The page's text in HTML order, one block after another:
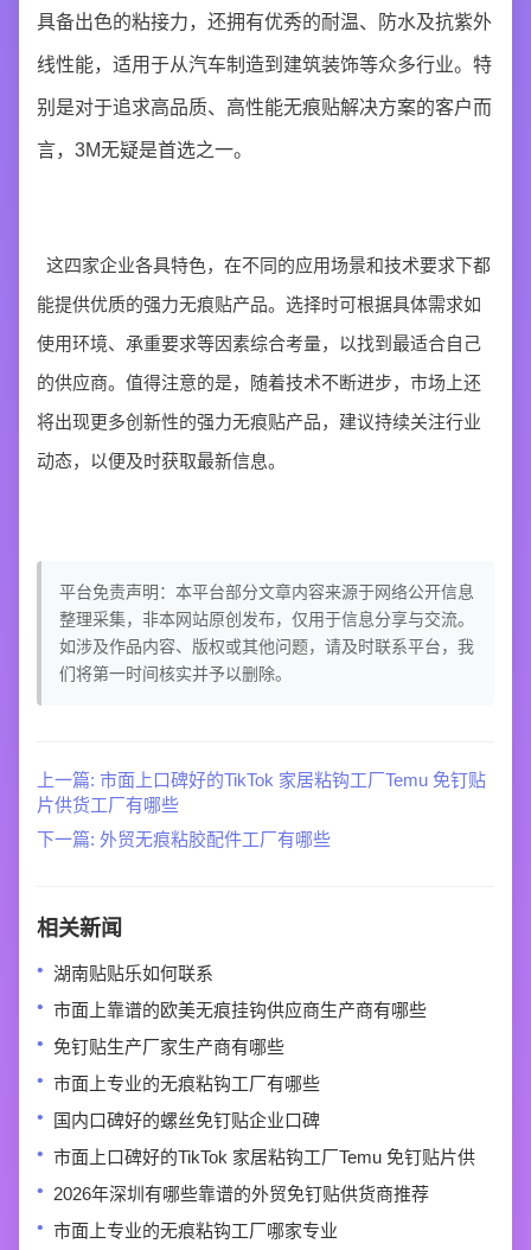
具备出色的粘接力，还拥有优秀的耐温、防水及抗紫外
线性能，适用于从汽车制造到建筑装饰等众多行业。特
别是对于追求高品质、高性能无痕贴解决方案的客户而
言，3M无疑是首选之一。
这四家企业各具特色，在不同的应用场景和技术要求下都
能提供优质的强力无痕贴产品。选择时可根据具体需求如
使用环境、承重要求等因素综合考量，以找到最适合自己
的供应商。值得注意的是，随着技术不断进步，市场上还
将出现更多创新性的强力无痕贴产品，建议持续关注行业
动态，以便及时获取最新信息。
平台免责声明：本平台部分文章内容来源于网络公开信息
整理采集，非本网站原创发布，仅用于信息分享与交流。
如涉及作品内容、版权或其他问题，请及时联系平台，我
们将第一时间核实并予以删除。
上一篇: 市面上口碑好的TikTok 家居粘钩工厂Temu 免钉贴
片供货工厂有哪些
下一篇: 外贸无痕粘胶配件工厂有哪些
相关新闻
湖南贴贴乐如何联系
市面上靠谱的欧美无痕挂钩供应商生产商有哪些
免钉贴生产厂家生产商有哪些
市面上专业的无痕粘钩工厂有哪些
国内口碑好的螺丝免钉贴企业口碑
市面上口碑好的TikTok 家居粘钩工厂Temu 免钉贴片供
2026年深圳有哪些靠谱的外贸免钉贴供货商推荐
市面上专业的无痕粘钩工厂哪家专业